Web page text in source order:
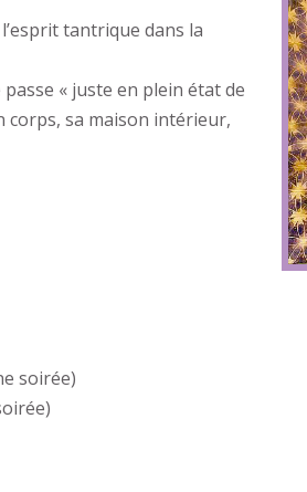
tantrique dans la
« juste en plein état de
corps, sa maison intérieur,
soirée)